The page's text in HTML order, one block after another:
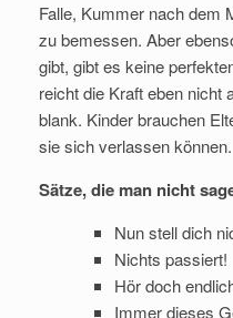
Falle, Kummer nach dem
zu bemessen. Aber
gibt, gibt es keine
reicht die Kraft eben nicht
blank. Kinder brauchen
sie sich verlassen können.
Sätze, die man nicht
Nun stell dich
Nichts passiert!
Hör doch
Immer dieses